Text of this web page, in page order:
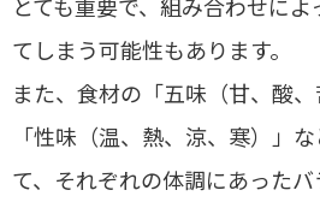
とても重要で、組み合わせに
てしまう可能性もあります。
また、食材の「五味（甘、酸
「性味（温、熱、涼、寒）」
て、それぞれの体調にあった